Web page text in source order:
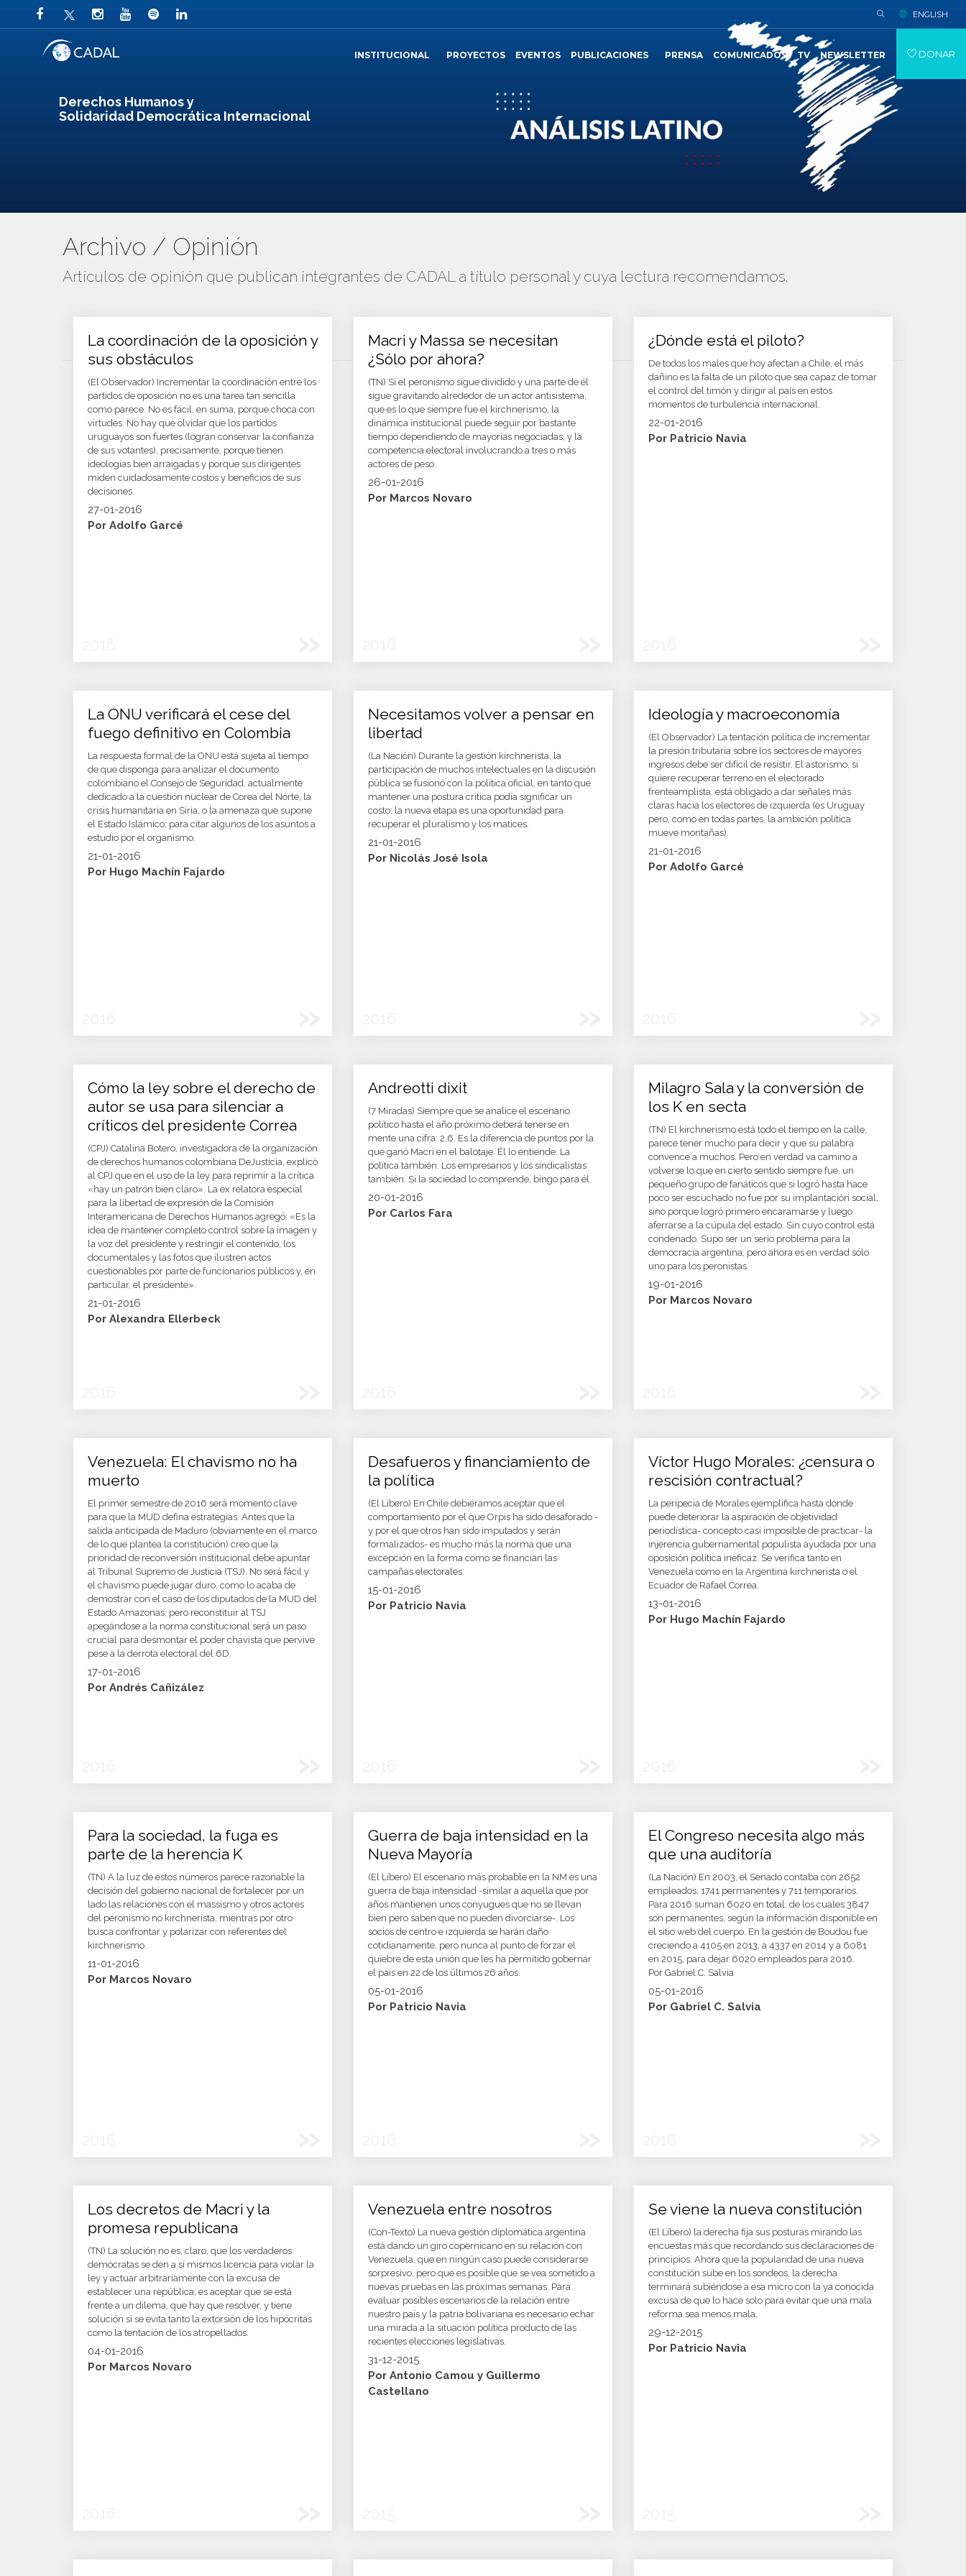
Derechos Humanos y
Solidaridad Democrática Internacional
ENGLISH
INSTITUCIONAL PROYECTOS EVENTOS PUBLICACIONES PRENSA COMUNICADOS TV NEWSLETTER DONAR
Archivo / Opinión
Artículos de opinión que publican integrantes de CADAL a título personal y cuya lectura recomendamos.
La coordinación de la oposición y
sus obstáculos
(El Observador) Incrementar la coordinación entre los
partidos de oposición no es una tarea tan sencilla
como parece. No es fácil, en suma, porque choca con
virtudes. No hay que olvidar que los partidos
uruguayos son fuertes (logran conservar la confianza
de sus votantes), precisamente, porque tienen
ideologías bien arraigadas y porque sus dirigentes
miden cuidadosamente costos y beneficios de sus
decisiones.
27-01-2016
Por Adolfo Garcé
Macri y Massa se necesitan
¿Sólo por ahora?
(TN) Si el peronismo sigue dividido y una parte de él
sigue gravitando alrededor de un actor antisistema,
que es lo que siempre fue el kirchnerismo, la
dinámica institucional puede seguir por bastante
tiempo dependiendo de mayorías negociadas, y la
competencia electoral involucrando a tres o más
actores de peso.
26-01-2016
Por Marcos Novaro
¿Dónde está el piloto?
De todos los males que hoy afectan a Chile, el más
dañino es la falta de un piloto que sea capaz de tomar
el control del timón y dirigir al país en estos
momentos de turbulencia internacional.
22-01-2016
Por Patricio Navia
La ONU verificará el cese del
fuego definitivo en Colombia
La respuesta formal de la ONU está sujeta al tiempo
de que disponga para analizar el documento
colombiano el Consejo de Seguridad, actualmente
dedicado a la cuestión nuclear de Corea del Norte, la
crisis humanitaria en Siria, o la amenaza que supone
el Estado Islámico; para citar algunos de los asuntos a
estudio por el organismo.
21-01-2016
Por Hugo Machín Fajardo
Necesitamos volver a pensar en
libertad
(La Nación) Durante la gestión kirchnerista, la
participación de muchos intelectuales en la discusión
pública se fusionó con la política oficial, en tanto que
mantener una postura crítica podía significar un
costo; la nueva etapa es una oportunidad para
recuperar el pluralismo y los matices.
21-01-2016
Por Nicolás José Isola
Ideología y macroeconomía
(El Observador) La tentación política de incrementar
la presión tributaria sobre los sectores de mayores
ingresos debe ser difícil de resistir. El astorismo, si
quiere recuperar terreno en el electorado
frenteamplista, está obligado a dar señales más
claras hacia los electores de izquierda (es Uruguay
pero, como en todas partes, la ambición política
mueve montañas).
21-01-2016
Por Adolfo Garcé
Cómo la ley sobre el derecho de
autor se usa para silenciar a
críticos del presidente Correa
(CPJ) Catalina Botero, investigadora de la organización
de derechos humanos colombiana DeJusticia, explicó
al CPJ que en el uso de la ley para reprimir a la crítica
«hay un patrón bien claro». La ex relatora especial
para la libertad de expresión de la Comisión
Interamericana de Derechos Humanos agregó: «Es la
idea de mantener completo control sobre la imagen y
la voz del presidente y restringir el contenido, los
documentales y las fotos que ilustren actos
cuestionables por parte de funcionarios públicos y, en
particular, el presidente».
21-01-2016
Por Alexandra Ellerbeck
Andreotti dixit
(7 Miradas) Siempre que se analice el escenario
político hasta el año próximo deberá tenerse en
mente una cifra: 2,6. Es la diferencia de puntos por la
que ganó Macri en el balotaje. Él lo entiende. La
política también. Los empresarios y los sindicalistas
también. Si la sociedad lo comprende, bingo para él.
20-01-2016
Por Carlos Fara
Milagro Sala y la conversión de
los K en secta
(TN) El kirchnerismo está todo el tiempo en la calle,
parece tener mucho para decir y que su palabra
convence a muchos. Pero en verdad va camino a
volverse lo que en cierto sentido siempre fue, un
pequeño grupo de fanáticos que si logró hasta hace
poco ser escuchado no fue por su implantación social,
sino porque logró primero encaramarse y luego
aferrarse a la cúpula del estado. Sin cuyo control está
condenado. Supo ser un serio problema para la
democracia argentina, pero ahora es en verdad sólo
uno para los peronistas.
19-01-2016
Por Marcos Novaro
Venezuela: El chavismo no ha
muerto
El primer semestre de 2016 será momento clave
para que la MUD defina estrategias. Antes que la
salida anticipada de Maduro (obviamente en el marco
de lo que plantea la constitución) creo que la
prioridad de reconversión institucional debe apuntar
al Tribunal Supremo de Justicia (TSJ). No será fácil y
el chavismo puede jugar duro, como lo acaba de
demostrar con el caso de los diputados de la MUD del
Estado Amazonas, pero reconstituir al TSJ
apegándose a la norma constitucional será un paso
crucial para desmontar el poder chavista que pervive
pese a la derrota electoral del 6D.
17-01-2016
Por Andrés Cañizález
Desafueros y financiamiento de
la política
(El Líbero) En Chile debiéramos aceptar que el
comportamiento por el que Orpis ha sido desaforado -
y por el que otros han sido imputados y serán
formalizados- es mucho más la norma que una
excepción en la forma como se financian las
campañas electorales.
15-01-2016
Por Patricio Navia
Víctor Hugo Morales: ¿censura o
rescisión contractual?
La peripecia de Morales ejemplifica hasta dónde
puede deteriorar la aspiración de objetividad
periodística- concepto casi imposible de practicar- la
injerencia gubernamental populista ayudada por una
oposición política ineficaz. Se verifica tanto en
Venezuela como en la Argentina kirchnerista o el
Ecuador de Rafael Correa.
13-01-2016
Por Hugo Machín Fajardo
Para la sociedad, la fuga es
parte de la herencia K
(TN) A la luz de estos números parece razonable la
decisión del gobierno nacional de fortalecer por un
lado las relaciones con el massismo y otros actores
del peronismo no kirchnerista, mientras por otro
busca confrontar y polarizar con referentes del
kirchnerismo.
11-01-2016
Por Marcos Novaro
Guerra de baja intensidad en la
Nueva Mayoría
(El Líbero) El escenario más probable en la NM es una
guerra de baja intensidad -similar a aquella que por
años mantienen unos conyugues que no se llevan
bien pero saben que no pueden divorciarse-. Los
socios de centro e izquierda se harán daño
cotidianamente, pero nunca al punto de forzar el
quiebre de esta unión que les ha permitido gobernar
el país en 22 de los últimos 26 años.
05-01-2016
Por Patricio Navia
El Congreso necesita algo más
que una auditoría
(La Nación) En 2003, el Senado contaba con 2652
empleados, 1741 permanentes y 711 temporarios.
Para 2016 suman 6020 en total, de los cuales 3847
son permanentes, según la información disponible en
el sitio web del cuerpo. En la gestión de Boudou fue
creciendo a 4105 en 2013, a 4337 en 2014 y a 6081
en 2015, para dejar 6020 empleados para 2016.
Por Gabriel C. Salvia
05-01-2016
Por Gabriel C. Salvia
Los decretos de Macri y la
promesa republicana
(TN) La solución no es, claro, que los verdaderos
demócratas se den a sí mismos licencia para violar la
ley y actuar arbitrariamente con la excusa de
establecer una república; es aceptar que se está
frente a un dilema, que hay que resolver, y tiene
solución si se evita tanto la extorsión de los hipócritas
como la tentación de los atropellados.
04-01-2016
Por Marcos Novaro
Venezuela entre nosotros
(Con-Texto) La nueva gestión diplomática argentina
está dando un giro copernicano en su relación con
Venezuela, que en ningún caso puede considerarse
sorpresivo, pero que es posible que se vea sometido a
nuevas pruebas en las próximas semanas. Para
evaluar posibles escenarios de la relación entre
nuestro país y la patria bolivariana es necesario echar
una mirada a la situación política producto de las
recientes elecciones legislativas.
31-12-2015
Por Antonio Camou y Guillermo
Castellano
Se viene la nueva constitución
(El Líbero) la derecha fija sus posturas mirando las
encuestas más que recordando sus declaraciones de
principios. Ahora que la popularidad de una nueva
constitución sube en los sondeos, la derecha
terminará subiéndose a esa micro con la ya conocida
excusa de que lo hace solo para evitar que una mala
reforma sea menos mala.
29-12-2015
Por Patricio Navia